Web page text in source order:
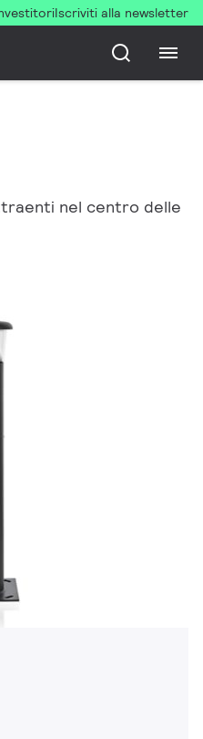
Iscriviti alla newsletter
nel centro delle